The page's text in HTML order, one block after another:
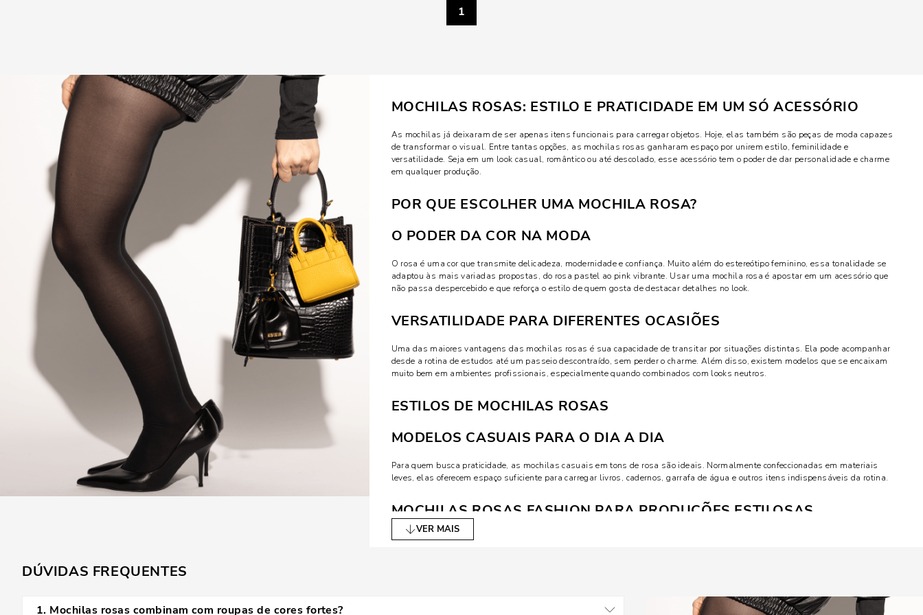
1
MOCHILAS ROSAS: ESTILO E PRATICIDADE EM UM SÓ ACESSÓRIO
As mochilas já deixaram de ser apenas itens funcionais para carregar objetos. Hoje, elas também são peças de moda capazes
de transformar o visual. Entre tantas opções, as mochilas rosas ganharam espaço por unirem estilo, feminilidade e
versatilidade. Seja em um look casual, romântico ou até descolado, esse acessório tem o poder de dar personalidade e charme
em qualquer produção.
POR QUE ESCOLHER UMA MOCHILA ROSA?
O PODER DA COR NA MODA
O rosa é uma cor que transmite delicadeza, modernidade e confiança. Muito além do estereótipo feminino, essa tonalidade se
adaptou às mais variadas propostas, do rosa pastel ao pink vibrante. Usar uma mochila rosa é apostar em um acessório que
não passa despercebido e que reforça o estilo de quem gosta de destacar detalhes no look.
VERSATILIDADE PARA DIFERENTES OCASIÕES
Uma das maiores vantagens das mochilas rosas é sua capacidade de transitar por situações distintas. Ela pode acompanhar
desde a rotina de estudos até um passeio descontraído, sem perder o charme. Além disso, existem modelos que se encaixam
muito bem em ambientes profissionais, especialmente quando combinados com looks neutros.
ESTILOS DE MOCHILAS ROSAS
MODELOS CASUAIS PARA O DIA A DIA
Para quem busca praticidade, as mochilas casuais em tons de rosa são ideais. Normalmente confeccionadas em materiais
leves, elas oferecem espaço suficiente para carregar livros, cadernos, garrafa de água e outros itens indispensáveis da rotina.
MOCHILAS ROSAS FASHION PARA PRODUÇÕES ESTILOSAS
Há também as mochilas que se destacam pelo design moderno e cheio de personalidade. Com detalhes metalizados,
VER MAIS
DÚVIDAS FREQUENTES
1. Mochilas rosas combinam com roupas de cores fortes?